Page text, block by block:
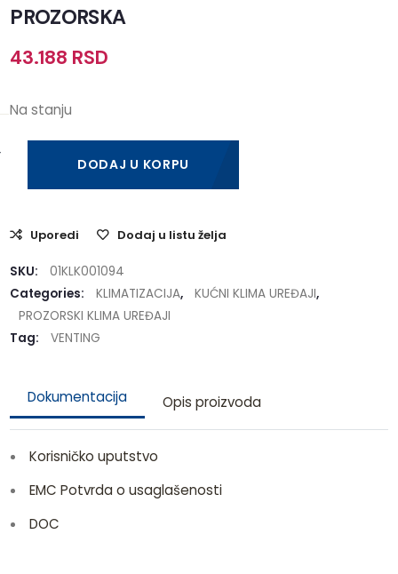
PROZORSKA
43.188 RSD
Na stanju
DODAJ U KORPU
Uporedi Dodaj u listu želja
SKU:
01KLK001094
Categories:
KLIMATIZACIJA, KUĆNI KLIMA UREĐAJI,
PROZORSKI KLIMA UREĐAJI
Tag:
VENTING
Dokumentacija Opis proizvoda
Korisničko uputstvo
EMC Potvrda o usaglašenosti
DOC